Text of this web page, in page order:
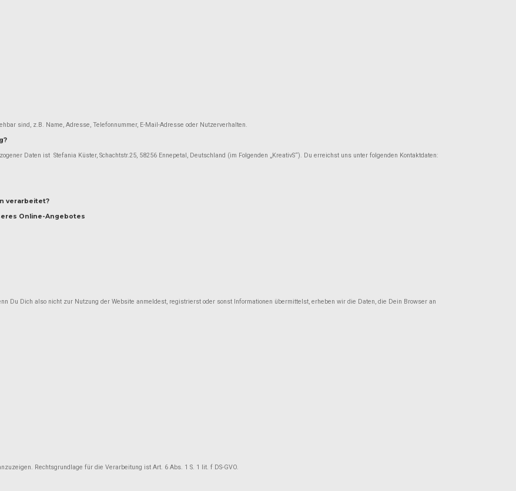
sind, z.B. Name, Adresse, Telefonnummer, E-Mail-Adresse oder Nutzerverhalten.
Daten ist Stefania Küster, Schachtstr.25, 58256 Ennepetal, Deutschland (im Folgenden „KreativS“). Du erreichst uns unter folgenden Kontaktdaten:
verarbeitet?
Online-Angebotes
Du Dich also nicht zur Nutzung der Website anmeldest, registrierst oder sonst Informationen übermittelst, erheben wir die Daten, die Dein Browser an
Rechtsgrundlage für die Verarbeitung ist Art. 6 Abs. 1 S. 1 lit. f DS-GVO.